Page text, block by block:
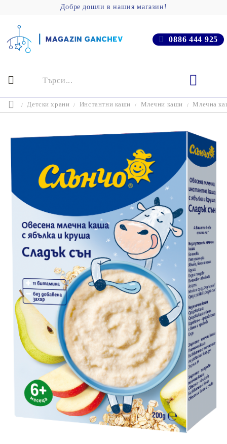
Добре дошли в нашия магазин!
0886 444 925
Детски храни Инстантни каши Млечни каши Млечна